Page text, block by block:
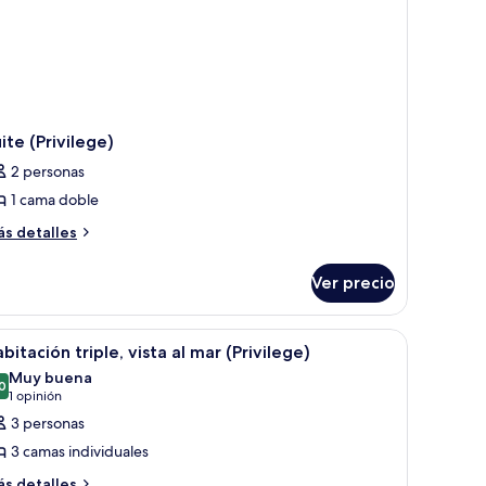
(Privilege)
2 personas
1 cama doble
detalles
Ver precio
silla, televisor y balcón con vistas a un edificio y áreas verdes.
Habitación de hotel con cama, escritorio,
2 triple, vista al mar (Privilege)
de 10
Muy buena
1 opinión
(1
opinión)
3 personas
3 camas individuales